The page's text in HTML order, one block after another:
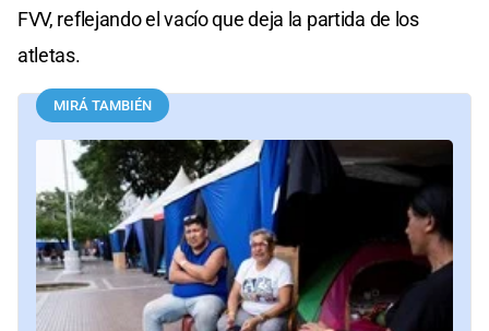
FVV, reflejando el vacío que deja la partida de los
atletas.
MIRÁ TAMBIÉN